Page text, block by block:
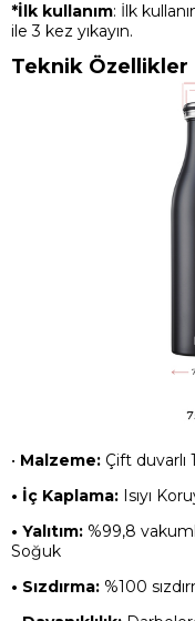
*İlk kullanım: İlk
ile 3 kez yıkayın.
Teknik Özellikler
• Malzeme: Çift
• İç Kaplama: Isıyı
• Yalıtım: %99,8
Soğuk
• Sızdırma: %100